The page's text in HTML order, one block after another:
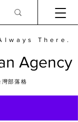
Agency
There.
灣部落格